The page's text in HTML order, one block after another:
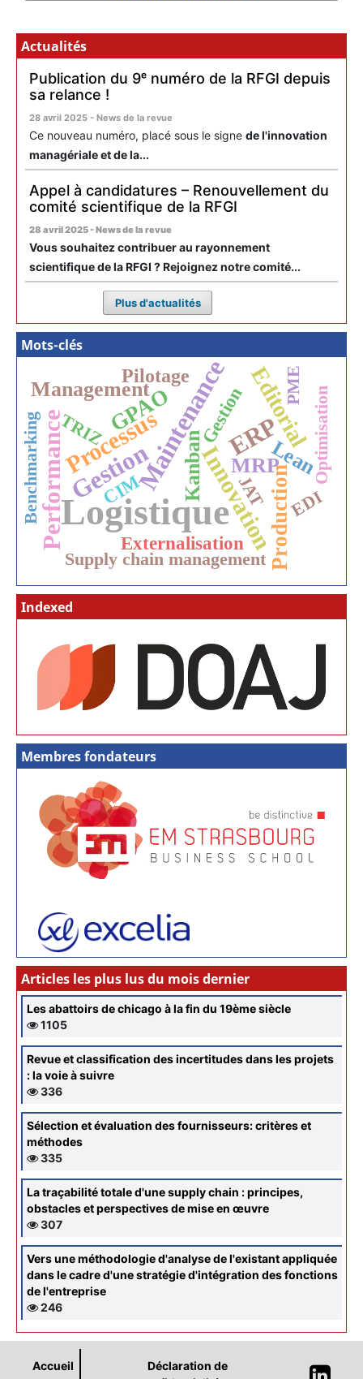
Actualités
Publication du 9ᵉ numéro de la RFGI depuis
sa relance !
28 avril 2025 - News de la revue
Ce nouveau numéro, placé sous le signe de l'innovation
managériale et de la...
Appel à candidatures – Renouvellement du
comité scientifique de la RFGI
28 avril 2025 - News de la revue
Vous souhaitez contribuer au rayonnement
scientifique de la RFGI ? Rejoignez notre comité...
Plus d'actualités
Mots-clés
Logistique
Maintenance
Gestion
ERP
PerformanceProcessus Innovation
Editorial
GPAO
Production
Kanban MRP
Management
Lean
Pilotage
CIM
Gestion
Externalisation
Benchmarking
Supply chain management
TRIZ
PME
EDI
JAT
Optimisation
Indexed
Membres fondateurs
Articles les plus lus du mois dernier
Les abattoirs de chicago à la fin du 19ème siècle
1105
Revue et classification des incertitudes dans les projets
: la voie à suivre
336
Sélection et évaluation des fournisseurs: critères et
méthodes
335
La traçabilité totale d'une supply chain : principes,
obstacles et perspectives de mise en œuvre
307
Vers une méthodologie d'analyse de l'existant appliquée
dans le cadre d'une stratégie d'intégration des fonctions
de l'entreprise
246
Accueil
Déclaration de